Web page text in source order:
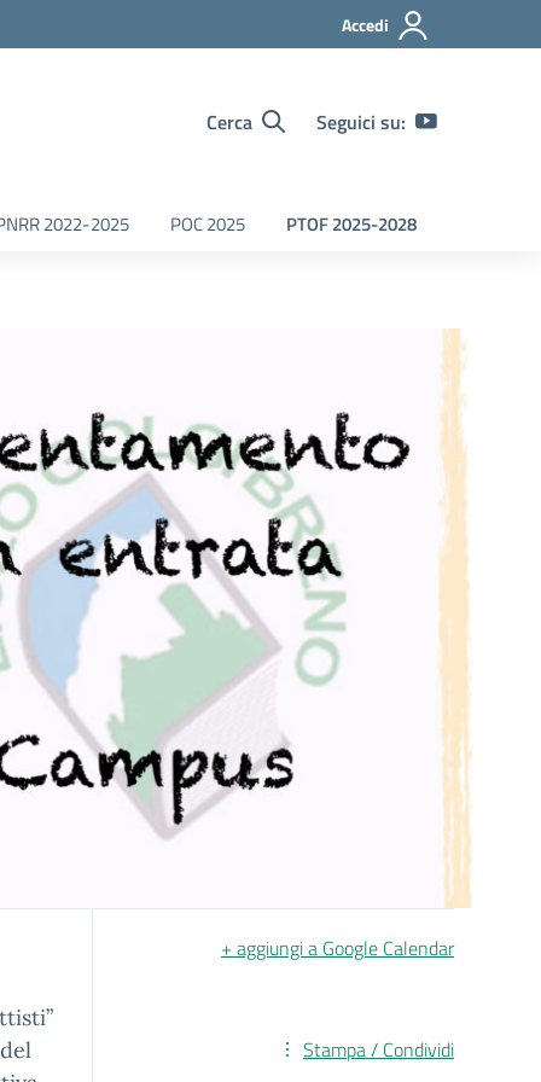
Accedi
Cerca Seguici su:
2022-2025 POC 2025 PTOF 2025-2028
+ aggiungi a Google Calendar
Stampa / Condividi